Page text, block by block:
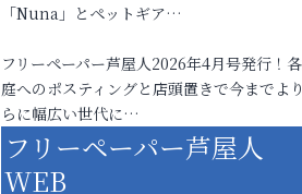
「Nuna」とペットギア…
フリーペーパー芦屋人2026年4月号発行！
庭へのポスティングと店頭置きで今までよ
らに幅広い世代に…
フリーペーパー芦屋人
WEB